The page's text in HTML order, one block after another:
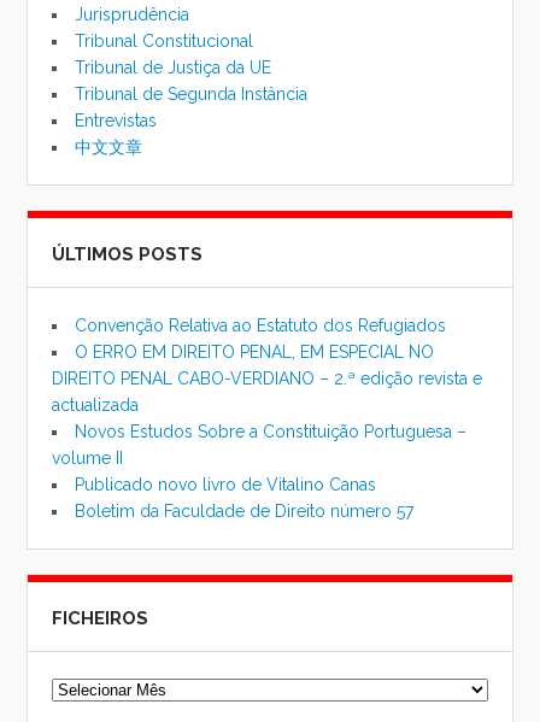
Jurisprudência
Tribunal Constitucional
Tribunal de Justiça da UE
Tribunal de Segunda Instância
Entrevistas
中文文章
ÚLTIMOS POSTS
Convenção Relativa ao Estatuto dos Refugiados
O ERRO EM DIREITO PENAL, EM ESPECIAL NO
DIREITO PENAL CABO-VERDIANO – 2.ª edição revista e
actualizada
Novos Estudos Sobre a Constituição Portuguesa –
volume II
Publicado novo livro de Vitalino Canas
Boletim da Faculdade de Direito número 57
FICHEIROS
Ficheiros